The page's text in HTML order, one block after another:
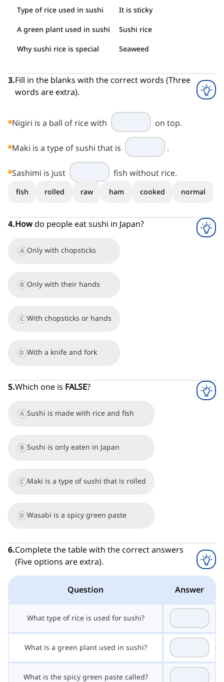
Type of rice used in sushi
A green plant used in sushi
Why sushi rice is special
It is sticky
Sushi rice
Seaweed
3.Fill in the blanks with the correct words (Three
words are extra).
Nigiri is a ball of rice with on top.
Maki is a type of sushi that is .
Sashimi is just fish without rice.
fish rolled raw ham cooked normal
4.Howdo people eat sushi in Japan?
A Only with chopsticks
B Only with their hands
C With chopsticks or hands
D With a knife and fork
5.Which one is FALSE?
A Sushi is made with rice and fish
B Sushi is only eaten in Japan
C Maki is a type of sushi that is rolled
D Wasabi is a spicy green paste
6.Complete the table with the correct answers
(Five options are extra).
Question Answer
What type of rice is used for sushi?
What is a green plant used in sushi?
What is the spicy green paste called?